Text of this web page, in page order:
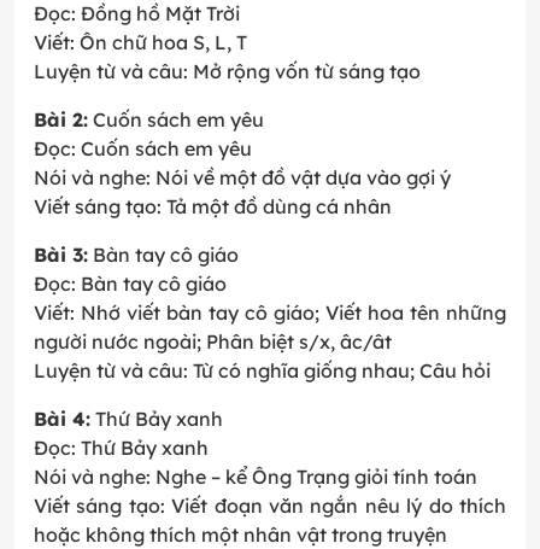
Đọc: Đồng hồ Mặt Trời
Viết: Ôn chữ hoa S, L, T
Luyện từ và câu: Mở rộng vốn từ sáng tạo
Bài 2: Cuốn sách em yêu
Đọc: Cuốn sách em yêu
Nói và nghe: Nói về một đồ vật dựa vào gợi ý
Viết sáng tạo: Tả một đồ dùng cá nhân
Bài 3: Bàn tay cô giáo
Đọc: Bàn tay cô giáo
Viết: Nhớ viết bàn tay cô giáo; Viết hoa tên những
người nước ngoài; Phân biệt s/x, âc/ât
Luyện từ và câu: Từ có nghĩa giống nhau; Câu hỏi
Bài 4: Thứ Bảy xanh
Đọc: Thứ Bảy xanh
Nói và nghe: Nghe – kể Ông Trạng giỏi tính toán
Viết sáng tạo: Viết đoạn văn ngắn nêu lý do thích
hoặc không thích một nhân vật trong truyện